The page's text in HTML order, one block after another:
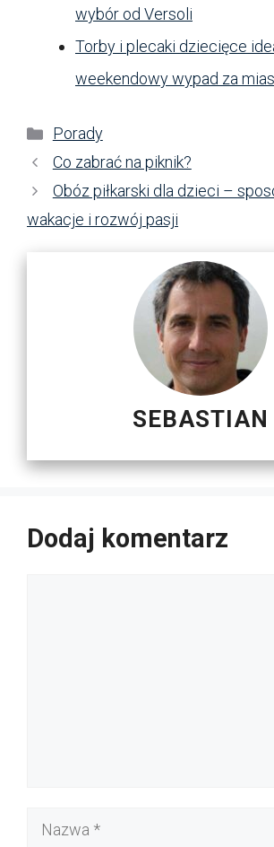
wybór od Versoli
Torby i plecaki dziecięce
weekendowy wypad za
Kategorie
Porady
Co zabrać na piknik?
Obóz piłkarski dla dzieci –
wakacje i rozwój pasji
SEBASTIAN
Dodaj komentarz
Nazwa